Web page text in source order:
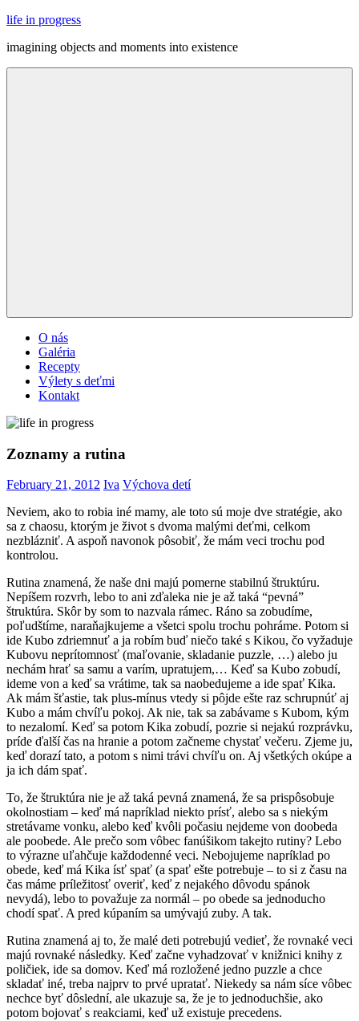
Skip
content
life in progress
imagining objects and moments into existence
O nás
Galéria
Recepty
Výlety s deťmi
Kontakt
Zoznamy a rutina
February 21, 2012 Iva Výchova detí
Neviem, ako to robia iné mamy, ale toto sú moje dve stratégie, ako
sa z chaosu, ktorým je život s dvoma malými deťmi, celkom
nezblázniť. A aspoň navonok pôsobiť, že mám veci trochu pod
kontrolou.
Rutina znamená, že naše dni majú pomerne stabilnú štruktúru.
Nepíšem rozvrh, lebo to ani zďaleka nie je až taká “pevná”
štruktúra. Skôr by som to nazvala rámec. Ráno sa zobudíme,
poľudštíme, naraňajkujeme a všetci spolu trochu pohráme. Potom si
ide Kubo zdriemnuť a ja robím buď niečo také s Kikou, čo vyžaduje
Kubovu neprítomnosť (maľovanie, skladanie puzzle, …) alebo ju
nechám hrať sa samu a varím, upratujem,… Keď sa Kubo zobudí,
ideme von a keď sa vrátime, tak sa naobedujeme a ide spať Kika.
Ak mám šťastie, tak plus-mínus vtedy si pôjde ešte raz schrupnúť aj
Kubo a mám chvíľu pokoj. Ak nie, tak sa zabávame s Kubom, kým
to nezalomí. Keď sa potom Kika zobudí, pozrie si nejakú rozprávku,
príde ďalší čas na hranie a potom začneme chystať večeru. Zjeme ju,
keď dorazí tato, a potom s nimi trávi chvíľu on. Aj všetkých okúpe a
ja ich dám spať.
To, že štruktúra nie je až taká pevná znamená, že sa prispôsobuje
okolnostiam – keď má napríklad niekto prísť, alebo sa s niekým
stretávame vonku, alebo keď kvôli počasiu nejdeme von doobeda
ale poobede. Ale prečo som vôbec fanúšikom takejto rutiny? Lebo
to výrazne uľahčuje každodenné veci. Nebojujeme napríklad po
obede, keď má Kika ísť spať (a spať ešte potrebuje – to si z času na
čas máme príležitosť overiť, keď z nejakého dôvodu spánok
nevydá), lebo to považuje za normál – po obede sa jednoducho
chodí spať. A pred kúpaním sa umývajú zuby. A tak.
Rutina znamená aj to, že malé deti potrebujú vedieť, že rovnaké veci
majú rovnaké následky. Keď začne vyhadzovať v knižnici knihy z
poličiek, ide sa domov. Keď má rozložené jedno puzzle a chce
skladať iné, treba najprv to prvé upratať. Niekedy sa nám síce vôbec
nechce byť dôslední, ale ukazuje sa, že je to jednoduchšie, ako
potom bojovať s reakciami, keď už existuje precedens.